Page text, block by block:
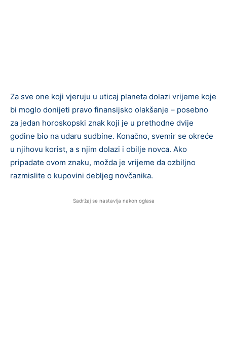
Za sve one koji vjeruju u uticaj planeta dolazi vrijeme koje
bi moglo donijeti pravo finansijsko olakšanje – posebno
za jedan horoskopski znak koji je u prethodne dvije
godine bio na udaru sudbine. Konačno, svemir se okreće
u njihovu korist, a s njim dolazi i obilje novca. Ako
pripadate ovom znaku, možda je vrijeme da ozbiljno
razmislite o kupovini debljeg novčanika.
Sadržaj se nastavlja nakon oglasa